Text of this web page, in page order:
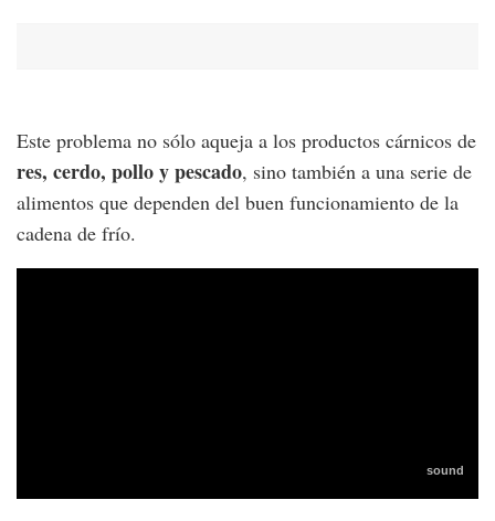
Este problema no sólo aqueja a los productos cárnicos de
res, cerdo, pollo y pescado, sino también a una serie de
alimentos que dependen del buen funcionamiento de la
cadena de frío.